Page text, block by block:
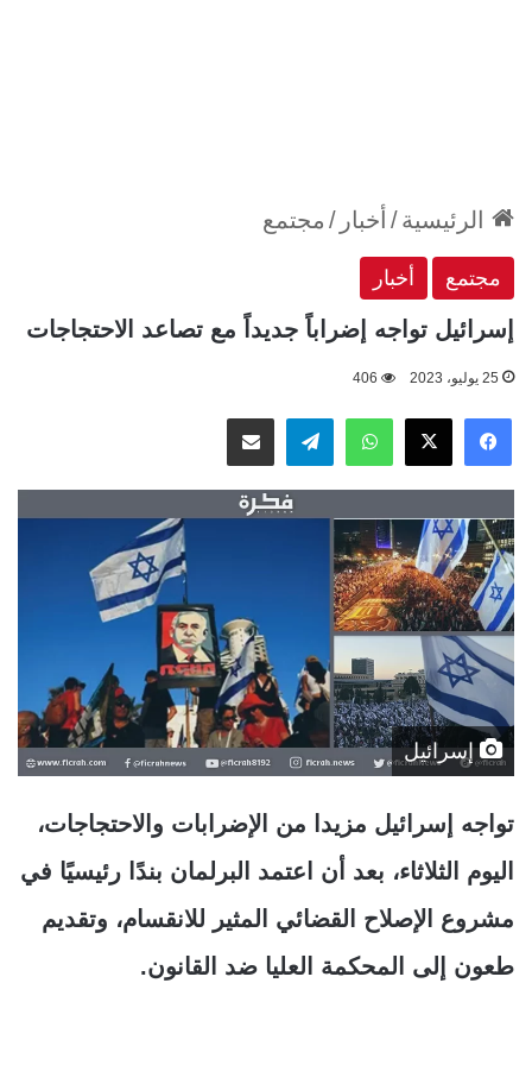
الرئيسية/ أخبار / مجتمع
مجتمع أخبار
إسرائيل تواجه إضراباً جديداً مع تصاعد الاحتجاجات
25 يوليو، 2023 406
فيسبوك
‫X واتسابتيلقراممشاركة عبر البريد
إسرائيل
تواجه إسرائيل مزيدا من الإضرابات والاحتجاجات،
اليوم الثلاثاء، بعد أن اعتمد البرلمان بندًا رئيسيًا في
مشروع الإصلاح القضائي المثير للانقسام، وتقديم
طعون إلى المحكمة العليا ضد القانون.